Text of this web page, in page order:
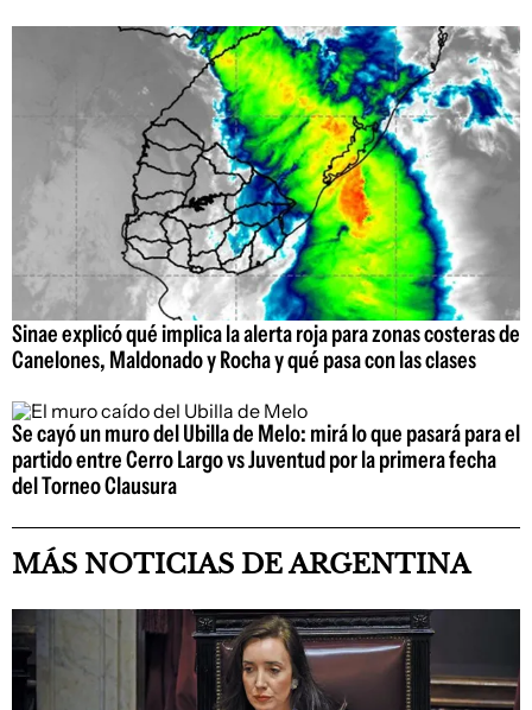
Sinae explicó qué implica la alerta roja para zonas costeras de
Canelones, Maldonado y Rocha y qué pasa con las clases
Se cayó un muro del Ubilla de Melo: mirá lo que pasará para el
partido entre Cerro Largo vs Juventud por la primera fecha
del Torneo Clausura
MÁS NOTICIAS DE ARGENTINA